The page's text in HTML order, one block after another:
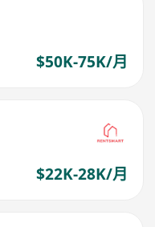
$50K-75K/月
$22K-28K/月